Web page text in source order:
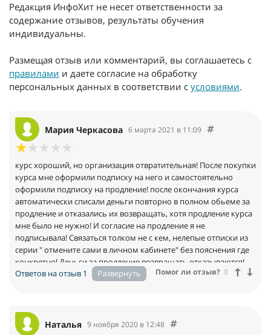
Редакция ИнфоХит не несет ответственности за
содержание отзывов, результаты обучения
индивидуальны.
Размещая отзыв или комментарий, вы соглашаетесь с
правилами и даете согласие на обработку
персональных данных в соответствии с условиями.
Мария Черкасова 6 марта 2021 в 11:09
курс хороший, но организация отвратительная! После покупки
курса мне оформили подписку на него и самостоятельно
оформили подписку на продление! после окончания курса
автоматически списали деньги повторно в полном обьеме за
продление и отказались их возвращать, хотя продление курса
мне было не нужно! И согласие на продление я не
подписывала! Связаться толком не с кем, нелепые отписки из
серии " отмените сами в личном кабинете" без пояснения где
конкретно! Деньги за продление возвращать отказываются!
Ответов на отзыв 1
Помог ли отзыв? 0
Наталья 9 ноября 2020 в 12:48